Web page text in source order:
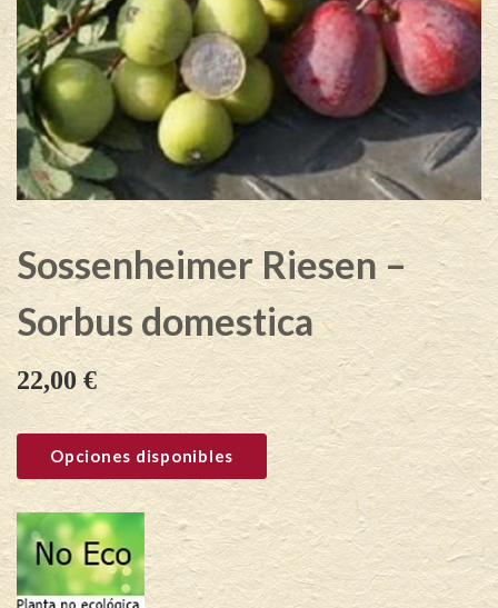
Sossenheimer Riesen –
Sorbus domestica
22,00€
Opciones disponibles